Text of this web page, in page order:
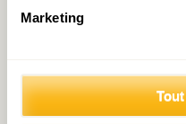
Marketing
Recherche codeurs
désespérément